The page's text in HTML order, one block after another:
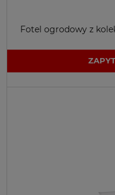
Fotel ogrodowy z